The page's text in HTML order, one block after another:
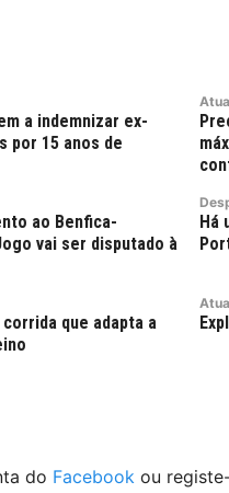
a indemnizar ex-
por 15 anos de
ao Benfica-
vai ser disputado à
Há
que adapta a
do Facebook ou